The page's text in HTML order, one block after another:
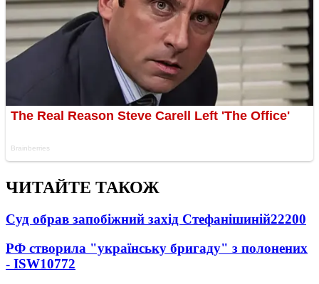
ЧИТАЙТЕ ТАКОЖ
Суд обрав запобіжний захід Стефанішиній22200
РФ створила "українську бригаду" з полонених
- ISW10772